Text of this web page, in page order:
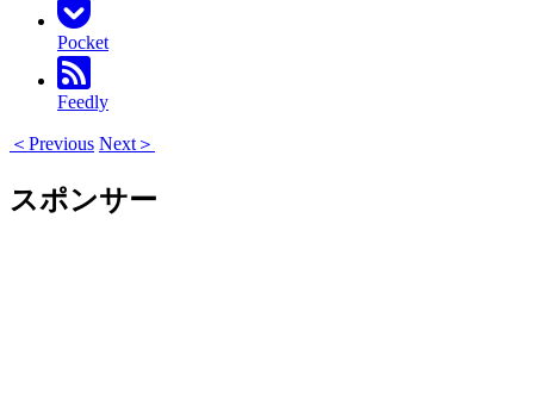
Pocket
Feedly
＜Previous Next＞
スポンサー